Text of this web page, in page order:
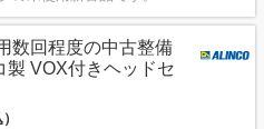
数回程度の中古整備
製 VOX付きヘッドセ